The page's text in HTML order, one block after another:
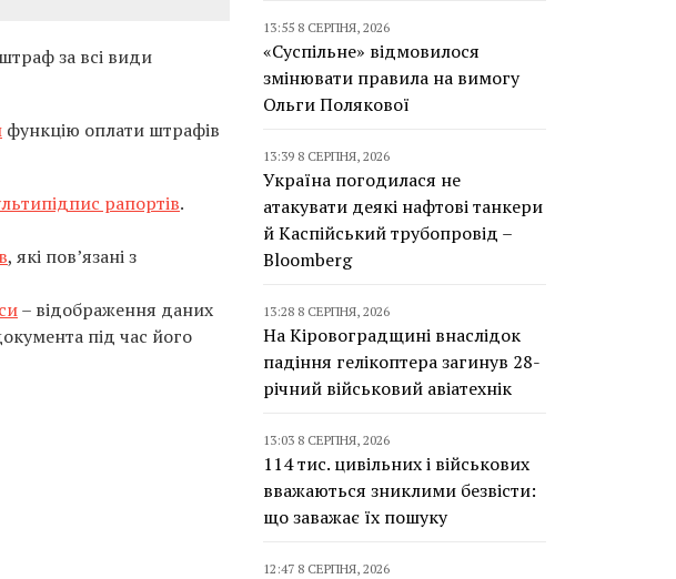
за всі види
функцію оплати штрафів
рапортів.
, які пов’язані з
– відображення даних
під час його
13:55 8 СЕРПНЯ, 2026
«Суспільне» відмовилося
змінювати правила на вимогу
Ольги Полякової
13:39 8 СЕРПНЯ, 2026
Україна погодилася не
атакувати деякі нафтові танкери
й Каспійський трубопровід –
Bloomberg
13:28 8 СЕРПНЯ, 2026
На Кіровоградщині внаслідок
падіння гелікоптера загинув 28-
річний військовий авіатехнік
13:03 8 СЕРПНЯ, 2026
114 тис. цивільних і військових
вважаються зниклими безвісти:
що заважає їх пошуку
12:47 8 СЕРПНЯ, 2026